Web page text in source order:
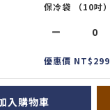
保冷袋 （10吋）
優惠價 NT$299
入購物車